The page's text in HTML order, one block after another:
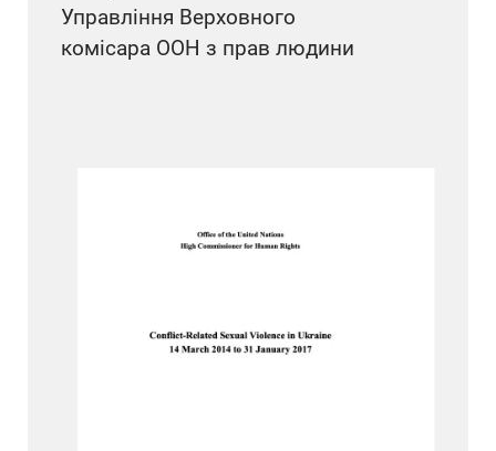
Управління Верховного
комісара ООН з прав людини